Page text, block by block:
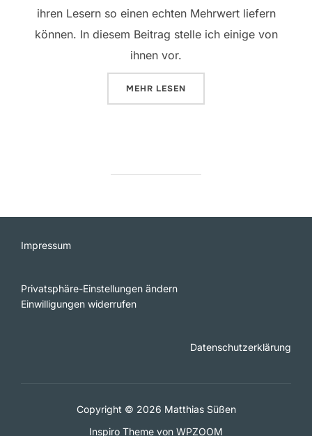
ihren Lesern so einen echten Mehrwert liefern
können. In diesem Beitrag stelle ich einige von
ihnen vor.
MEHR ÜBER „DIGITALE HILFSMITTEL
LESEN
Impressum
Privatsphäre-Einstellungen ändern
Einwilligungen widerrufen
Datenschutzerklärung
Copyright © 2026 Matthias Süßen
Inspiro Theme von WPZOOM